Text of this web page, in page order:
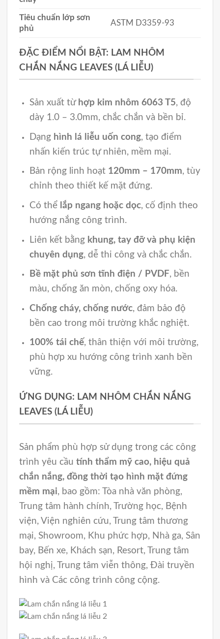
Tiêu chuẩn lớp sơn
phủ
ASTM D3359-93
ĐẶC ĐIỂM NỔI BẬT: LAM NHÔM
CHẮN NẮNG LEAVES (LÁ LIỄU)
Sản xuất từ hợp kim nhôm 6063 T5, độ
dày 1.0 – 3.0mm, chắc chắn và bền bỉ.
Dạng hình lá liễu uốn cong, tạo điểm
nhấn kiến trúc tự nhiên, mềm mại.
Bản rộng linh hoạt 120mm – 170mm, tùy
chỉnh theo thiết kế mặt đứng.
Có thể lắp ngang hoặc dọc, cố định theo
hướng nắng công trình.
Liên kết bằng khung, tay đỡ và phụ kiện
chuyên dụng, dễ thi công và chắc chắn.
Bề mặt phủ sơn tĩnh điện / PVDF, bền
màu, chống ăn mòn, chống oxy hóa.
Chống cháy, chống nước, đảm bảo độ
bền cao trong môi trường khắc nghiệt.
100% tái chế, thân thiện với môi trường,
phù hợp xu hướng công trình xanh bền
vững.
ỨNG DỤNG: LAM NHÔM CHẮN NẮNG
LEAVES (LÁ LIỄU)
Sản phẩm phù hợp sử dụng trong các công
trình yêu cầu tính thẩm mỹ cao, hiệu quả
chắn nắng, đồng thời tạo hình mặt đứng
mềm mại, bao gồm: Tòa nhà văn phòng,
Trung tâm hành chính, Trường học, Bệnh
viện, Viện nghiên cứu, Trung tâm thương
mại, Showroom, Khu phức hợp, Nhà ga, Sân
bay, Bến xe, Khách sạn, Resort, Trung tâm
hội nghị, Trung tâm viễn thông, Đài truyền
hình và Các công trình công cộng.